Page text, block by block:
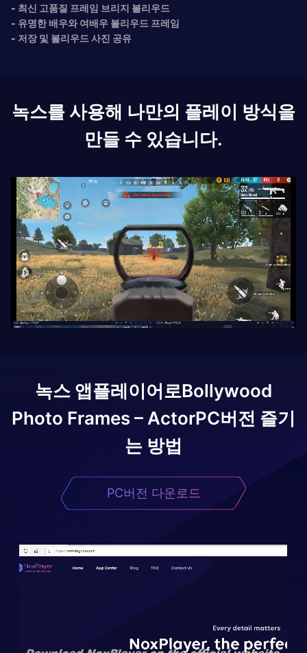
- 최신 고품질 프레임 브리지 볼리우드
- 유명한 배우와 여배우 볼리우드 프레임
- 저장 및 볼리우드 사진 공유
녹스를 사용해 나만의 플레이 방식을
만들 수 있습니다.
녹스 앱플레이어로Bollywood
Photo Frames – ActorPC버전 즐기
는 방법
PC버전 다운로드